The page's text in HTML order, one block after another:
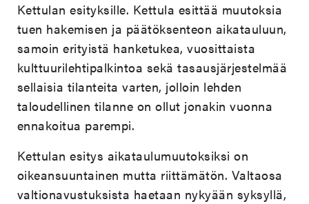
Kettulan esityksille. Kettula esittää muutoksia
tuen hakemisen ja päätöksenteon aikatauluun,
samoin erityistä hanketukea, vuosittaista
kulttuurilehtipalkintoa sekä tasausjärjestelmää
sellaisia tilanteita varten, jolloin lehden
taloudellinen tilanne on ollut jonakin vuonna
ennakoitua parempi.
Kettulan esitys aikataulumuutoksiksi on
oikeansuuntainen mutta riittämätön. Valtaosa
valtionavustuksista haetaan nykyään syksyllä,